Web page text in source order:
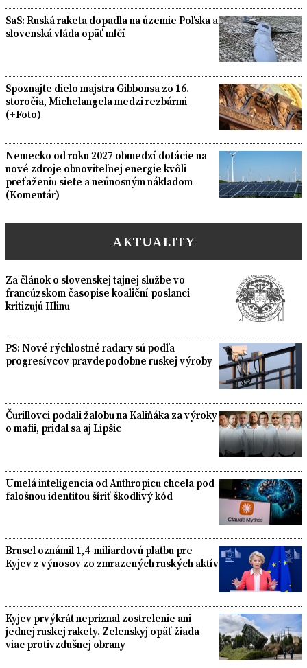
SaS: Ruská raketa dopadla na územie Poľska a
slovenská vláda opäť mlčí
Spoznajte dielo majstra Gibbonsa zo 16.
storočia, Michelangela medzi rezbármi
(+Foto)
Nemecko od roku 2027 obmedzí dotácie na
nové zdroje obnoviteľnej energie kvôli
preťaženiu siete a neúnosným nákladom
(Komentár)
AKTUALITY
Za článok o slovenskej tajnej službe vo
francúzskom časopise koaliční poslanci
kritizujú Hlinu
PS: Nové rýchlostné radary sú podľa
progresívcov pravdepodobne ruskej výroby
Čurillovci podali žalobu na Kaliňáka za výroky
o mafii, pridal sa aj Lipšic
Umelá inteligencia od Anthropicu chcela pod
falošnou identitou šíriť škodlivý kód
Brusel oznámil 1,4-miliardovú platbu pre
Kyjev z výnosov zo zmrazených ruských aktív
Kyjev prvýkrát nepriznal zostrelenie ani
jednej ruskej rakety. Zelenskyj opäť žiada
viac protivzdušnej obrany